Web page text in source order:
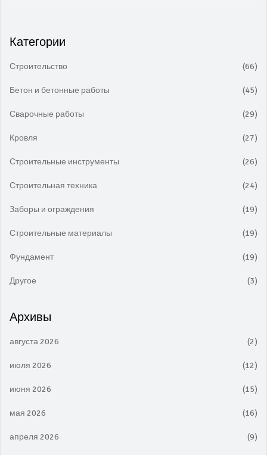
строительных проектах.
Категории
Строительство (66)
Бетон и бетонные работы (45)
Сварочные работы (29)
Кровля (27)
Строительные инструменты (26)
Строительная техника (24)
Заборы и ограждения (19)
Строительные материалы (19)
Фундамент (19)
Другое (3)
Архивы
августа 2026 (2)
июля 2026 (12)
июня 2026 (15)
мая 2026 (16)
апреля 2026 (9)